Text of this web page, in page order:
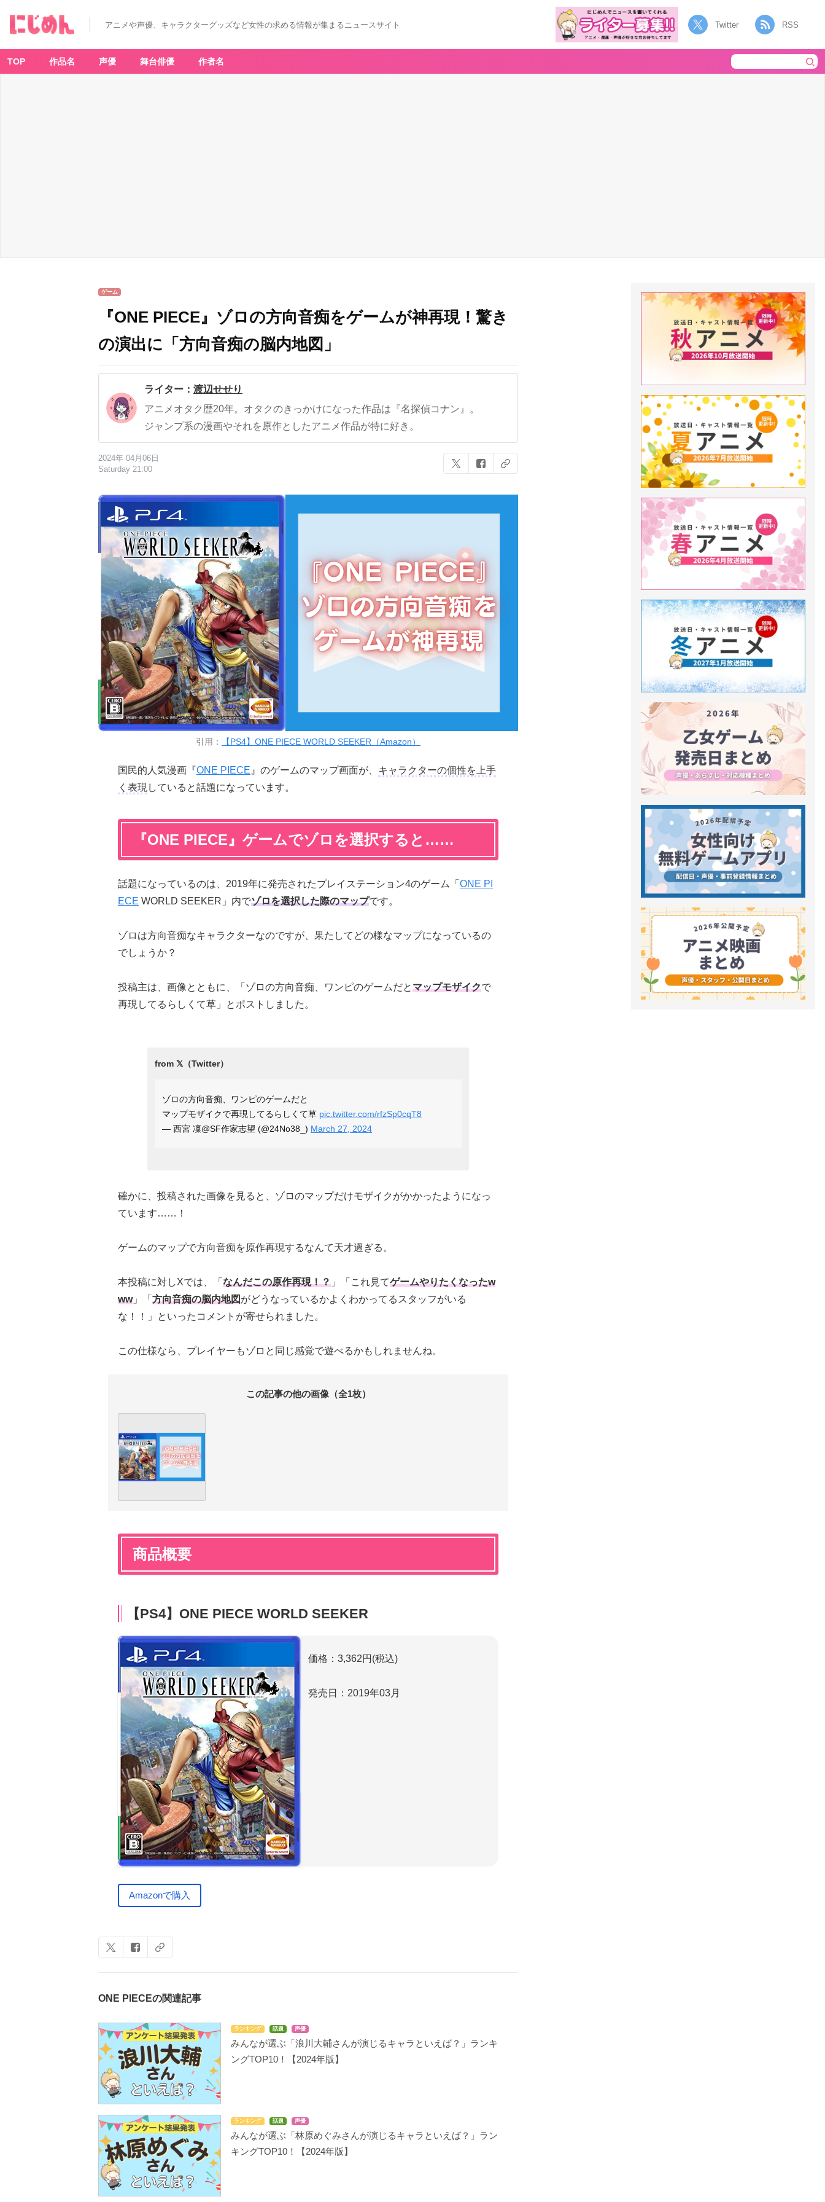
アニメや声優、キャラクターグッズなど女性の求める情報が集まるニュースサイト Twitter RSS
TOP 作品名 声優 舞台俳優 作者名
ゲーム
『ONE PIECE』ゾロの方向音痴をゲームが神再現！驚き
の演出に「方向音痴の脳内地図」
ライター： 渡辺せせり
アニメオタク歴20年。オタクのきっかけになった作品は『名探偵コナン』。
ジャンプ系の漫画やそれを原作としたアニメ作品が特に好き。
2024年 04月06日
Saturday 21:00
引用： 【PS4】ONE PIECE WORLD SEEKER（Amazon）
国民的人気漫画『ONE PIECE 』のゲームのマップ画面が、 キャラクターの個性を上手
く表現 していると話題になっています。
『ONE PIECE』ゲームでゾロを選択すると……
話題になっているのは、2019年に発売されたプレイステーション4のゲーム「 ONE PI
ECE WORLD SEEKER」内でゾロを選択した際のマップです。
ゾロは方向音痴なキャラクターなのですが、果たしてどの様なマップになっているの
でしょうか？
投稿主は、画像とともに、「ゾロの方向音痴、ワンピのゲームだとマップモザイクで
再現してるらしくて草」とポストしました。
ゾロの方向音痴、ワンピのゲームだと
マップモザイクで再現してるらしくて草 pic.twitter.com/rfzSp0cqT8
— 西宮 凜@SF作家志望 (@24No38_) March 27, 2024
確かに、投稿された画像を見ると、ゾロのマップだけモザイクがかかったようになっ
ています……！
ゲームのマップで方向音痴を原作再現するなんて天才過ぎる。
本投稿に対しXでは、「 なんだこの原作再現！？ 」「これ見てゲームやりたくなったw
ww」「 方向音痴の脳内地図がどうなっているかよくわかってるスタッフがいる
な！！」といったコメントが寄せられました。
この仕様なら、プレイヤーもゾロと同じ感覚で遊べるかもしれませんね。
この記事の他の画像（全1枚）
商品概要
【PS4】ONE PIECE WORLD SEEKER
価格：3,362円(税込)
発売日：2019年03月
Amazonで購入
ONE PIECEの関連記事
ランキング 話題 声優
みんなが選ぶ「浪川大輔さんが演じるキャラといえば？」ランキ
ングTOP10！【2024年版】
ランキング 話題 声優
みんなが選ぶ「林原めぐみさんが演じるキャラといえば？」ラン
キングTOP10！【2024年版】